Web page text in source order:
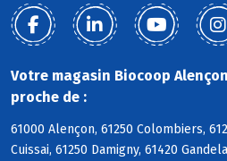
Votre magasin Biocoop
proche de :
61000 Alençon, 61250 Colombiers,
Cuissai, 61250 Damigny, 61420